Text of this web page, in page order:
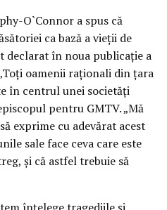
O`Connor a spus că
ca bază a vieţii de
declarat în noua publicaţie a
oamenii raţionali din ţara
în centrul unei societăţi
pentru GMTV. „Mă
exprime cu adevărat acest
sale face ceva care este
şi că astfel trebuie să